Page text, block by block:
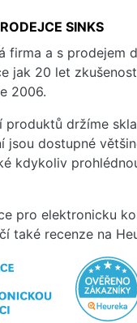
SINKS
firma a s prodejem
jak 20 let
2006.
produktů držíme
jsou dostupné
kdykoliv
pro elektronicku
také recenze na